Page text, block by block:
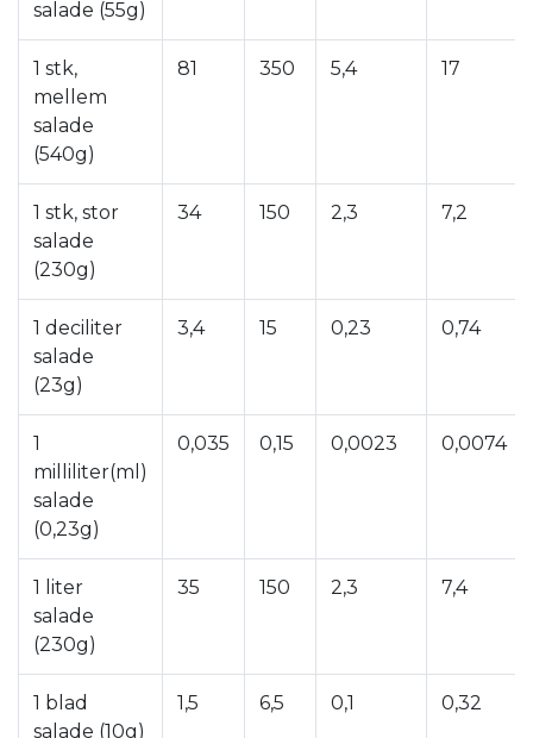
salade (55g)
1 stk,
mellem
salade
(540g)
81 350 5,4 17
1 stk, stor
salade
(230g)
34 150 2,3 7,2
1 deciliter
salade
(23g)
3,4 15 0,23 0,74
1
milliliter(ml)
salade
(0,23g)
0,035 0,15 0,0023 0,0074
1 liter
salade
(230g)
35 150 2,3 7,4
1 blad
salade (10g)
1,5 6,5 0,1 0,32